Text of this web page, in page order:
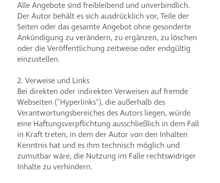
Alle Angebote sind freibleibend und unverbindlich.
Der Autor behält es sich ausdrücklich vor, Teile der
Seiten oder das gesamte Angebot ohne gesonderte
Ankündigung zu verändern, zu ergänzen, zu löschen
oder die Veröffentlichung zeitweise oder endgültig
einzustellen.
2. Verweise und Links
Bei direkten oder indirekten Verweisen auf fremde
Webseiten ("Hyperlinks"), die außerhalb des
Verantwortungsbereiches des Autors liegen, würde
eine Haftungsverpflichtung ausschließlich in dem Fall
in Kraft treten, in dem der Autor von den Inhalten
Kenntnis hat und es ihm technisch möglich und
zumutbar wäre, die Nutzung im Falle rechtswidriger
Inhalte zu verhindern.